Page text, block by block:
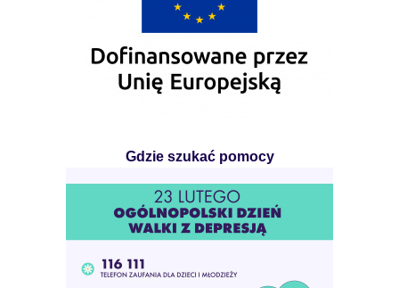
Gdzie szukać pomocy